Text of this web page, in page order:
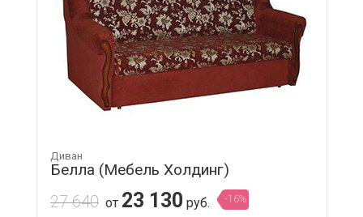
Диван
Белла (Мебель Холдинг)
27 640 от 23 130 руб. -16%